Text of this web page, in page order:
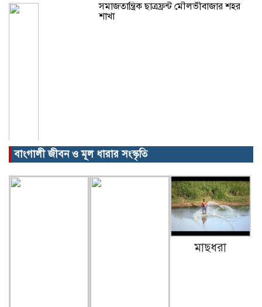
সমাজতান্ত্রিক ছাত্রফ্রন্ট মৌলভীবাজার শহর
শাখা
বাংগালী জীবন ও মূল ধারার সংস্কৃতি
মাছধরা